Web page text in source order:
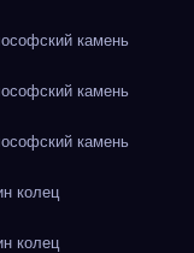
камень
камень
камень
колец
колец